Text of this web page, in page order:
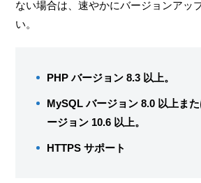
ない場合は、速やかにバージョンアッ
い。
PHP バージョン 8.3 以上。
MySQL バージョン 8.0 以上ま
ージョン 10.6 以上。
HTTPS サポート